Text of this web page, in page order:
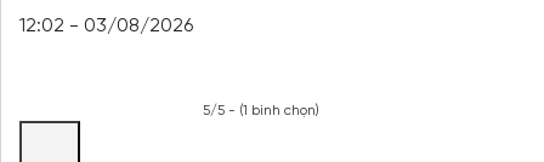
12:02 - 03/08/2026
5/5 - (1 bình chọn)